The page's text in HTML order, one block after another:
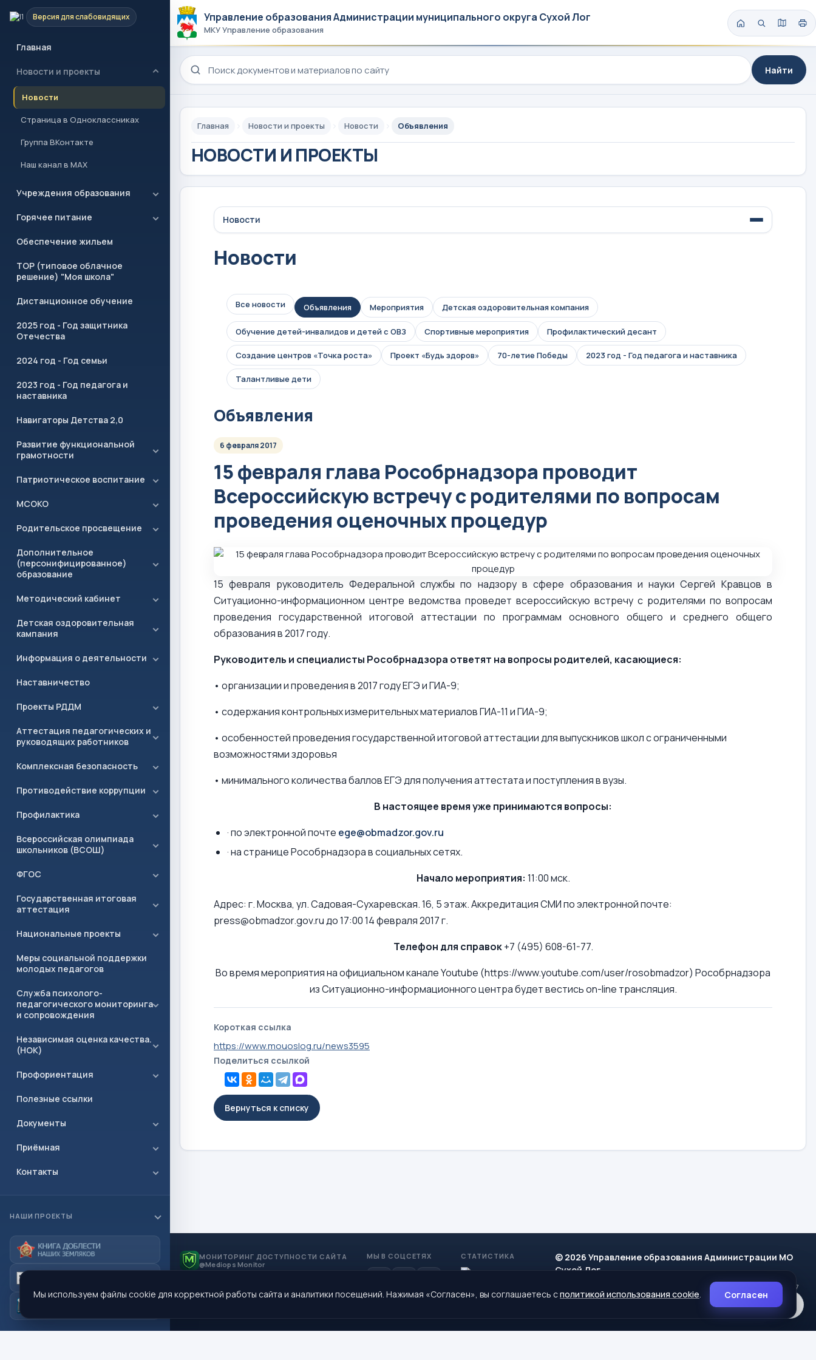
Версия для слабовидящих
Главная
Новости и проекты
Новости
Страница в Одноклассниках
Группа ВКонтакте
Наш канал в MAX
Учреждения образования
Горячее питание
Обеспечение жильем
ТОР (типовое облачное
решение) "Моя школа"
Дистанционное обучение
2025 год - Год защитника
Отечества
2024 год - Год семьи
2023 год - Год педагога и
наставника
Навигаторы Детства 2,0
Развитие функциональной
грамотности
Патриотическое воспитание
МСОКО
Родительское просвещение
Дополнительное
(персонифицированное)
образование
Методический кабинет
Детская оздоровительная
кампания
Информация о деятельности
Наставничество
Проекты РДДМ
Аттестация педагогических и
руководящих работников
Комплексная безопасность
Противодействие коррупции
Профилактика
Всероссийская олимпиада
школьников (ВСОШ)
ФГОС
Государственная итоговая
аттестация
Национальные проекты
Меры социальной поддержки
молодых педагогов
Служба психолого-
педагогического мониторинга
и сопровождения
Независимая оценка качества.
(НОК)
Профориентация
Полезные ссылки
Документы
Приёмная
Контакты
НАШИ ПРОЕКТЫ
Управление образования Администрации муниципального округа Сухой Лог
МКУ Управление образования
Поиск по сайту
Найти
Главная Новости и проекты Новости Объявления
НОВОСТИ И ПРОЕКТЫ
Новости
Новости
Все новости Объявления Мероприятия Детская оздоровительная компания
Обучение детей-инвалидов и детей с ОВЗ Спортивные мероприятия Профилактический десант
Создание центров «Точка роста» Проект «Будь здоров» 70-летие Победы 2023 год - Год педагога и наставника
Талантливые дети
Объявления
6 февраля 2017
15 февраля глава Рособрнадзора проводит
Всероссийскую встречу с родителями по вопросам
проведения оценочных процедур
15 февраля руководитель Федеральной службы по надзору в сфере образования и науки Сергей Кравцов в
Ситуационно-информационном центре ведомства проведет всероссийскую встречу с родителями по вопросам
проведения государственной итоговой аттестации по программам основного общего и среднего общего
образования в 2017 году.
Руководитель и специалисты Рособрнадзора ответят на вопросы родителей, касающиеся:
• организации и проведения в 2017 году ЕГЭ и ГИА-9;
• содержания контрольных измерительных материалов ГИА-11 и ГИА-9;
• особенностей проведения государственной итоговой аттестации для выпускников школ с ограниченными
возможностями здоровья
• минимального количества баллов ЕГЭ для получения аттестата и поступления в вузы.
В настоящее время уже принимаются вопросы:
· по электронной почте ege@obmadzor.gov.ru
· на странице Рособрнадзора в социальных сетях.
Начало мероприятия: 11:00 мск.
Адрес: г. Москва, ул. Садовая-Сухаревская. 16, 5 этаж. Аккредитация СМИ по электронной почте:
press@obmadzor.gov.ru до 17:00 14 февраля 2017 г.
Телефон для справок+7 (495) 608-61-77.
Во время мероприятия на официальном канале Youtube (https://www.youtube.com/user/rosobmadzor) Рособрнадзора
из Ситуационно-информационного центра будет вестись on-line трансляция.
Короткая ссылка
https://www.mouoslog.ru/news3595
Поделиться ссылкой
Вернуться к списку
МОНИТОРИНГ ДОСТУПНОСТИ САЙТА
@Mediops Monitor
МЫ В СОЦСЕТЯХ СТАТИСТИКА
© 2026 Управление образования Администрации МО
Сухой Лог
624800, Свердловская область, г. Сухой Лог, ул. Кирова, дом 7
Политика cookie
Мы используем файлы cookie для корректной работы сайта и аналитики посещений. Нажимая «Согласен», вы соглашаетесь сполитикой использования cookie. Согласен